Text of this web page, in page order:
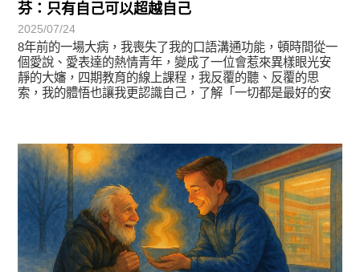
芬：只有自己可以超越自己
2025/07/24
8年前的一場大病，我喪失了我的口語溝通功能，頓時間從一
個愛說、愛表達的熱情青年，變成了一位會惹來異樣眼光安
靜的大嬸，四期教育的線上課程，我反覆的聽、反覆的思
索，我的體悟也讓我更認識自己，了解「一切都是最好的安
徵文賞析